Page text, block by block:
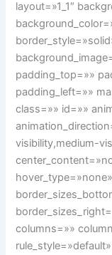
layout=»1_1″
padding_top=»»
padding_left=»»
class=»» id=»»
visibility,medium-
columns=»»